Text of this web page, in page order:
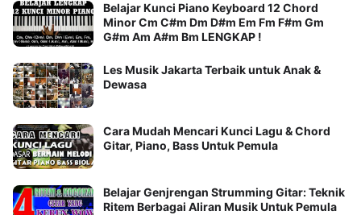
Belajar Kunci Piano Keyboard 12 Chord
Minor Cm C#m Dm D#m Em Fm F#m Gm
G#m Am A#m Bm LENGKAP !
Les Musik Jakarta Terbaik untuk Anak &
Dewasa
Cara Mudah Mencari Kunci Lagu & Chord
Gitar, Piano, Bass Untuk Pemula
Belajar Genjrengan Strumming Gitar: Teknik
Ritem Berbagai Aliran Musik Untuk Pemula